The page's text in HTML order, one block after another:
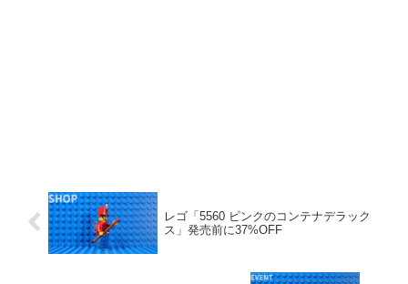
レゴ「5560 ピンクのコンテナデラック
ス」発売前に37%OFF